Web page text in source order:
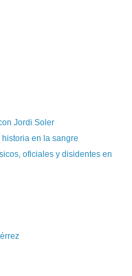
Jordi Soler
en la sangre
oficiales y disidentes en